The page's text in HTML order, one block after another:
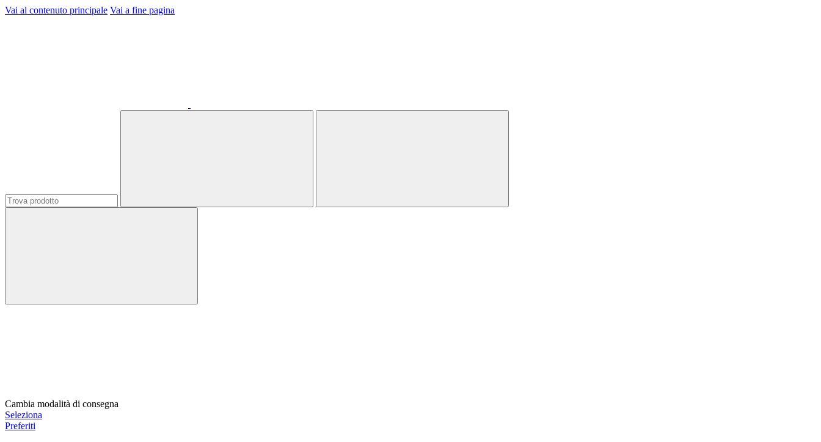
Vai al contenuto principale Vai a fine pagina
Cambia modalità di consegna
Seleziona
Preferiti